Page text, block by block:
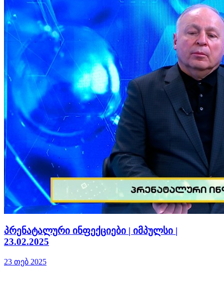
პრენატალური ინფექციები | იმპულსი |
23.02.2025
23 თებ 2025